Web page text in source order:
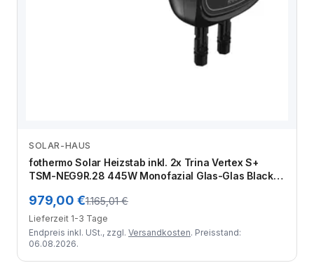
SOLAR-HAUS
fothermo Solar Heizstab inkl. 2x Trina Vertex S+
TSM-NEG9R.28 445W Monofazial Glas-Glas Black
979,00 €1.165,01 €
Lieferzeit 1-3 Tage
Endpreis inkl. USt., zzgl. Versandkosten. Preisstand:
06.08.2026.